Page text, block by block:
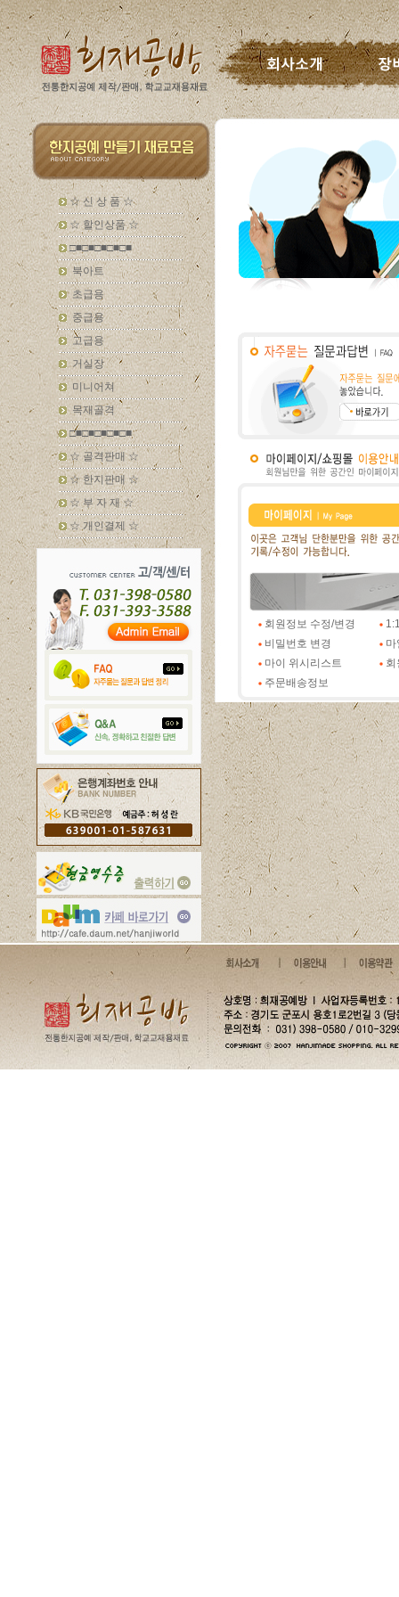
☆ 신 상 품 ☆
☆ 할인상품 ☆
□■□■□■□■□■
북아트
초급용
중급용
고급용
거실장
미니어쳐
목재골격
□■□■□■□■□■
☆ 골격판매 ☆
☆ 한지판매 ☆
☆ 부 자 재 ☆
☆ 개인결제 ☆
회원정보 수정/변경
비밀번호 변경
마
마이 위시리스트
회
주문배송정보